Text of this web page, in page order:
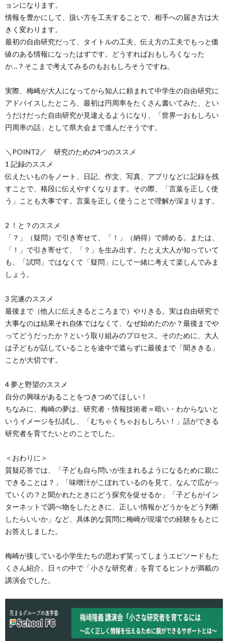
ョンになります。
情報を豊かにして、扱い方を工夫することで、相手への届き方は大
きく変わります。
最初の自由研究だって、タイトルの工夫、伝え方の工夫でもっと価
値のある情報になったはずです。どうすればおもしろくなった
か…？そこまで考えてみるのもおもしろそうですね。
実際、梅崎が大人になってから知人に頼まれて中学生の自由研究に
アドバイスしたところ、最初は円周率をたくさん書いてみた、とい
うだけだった自由研究が見違えるようになり、「世界一おもしろい
円周率の話」として県大会まで進んだそうです。
＼POINT2／ 研究のための4つのススメ
1 記録のススメ
伝えたいものをノート、日記、作文、写真、アプリなどに記録を残
すことで、格段に伝えやすくなります。その際、「言葉を正しく使
う」ことも大事です。言葉を正しく使うことで理解が深まります。
2 ！と？のススメ
「？」（疑問）で引き寄せて、「！」（納得）で締める。または、
「！」で引き寄せて、「？」を生み出す。たとえ大人が知っていて
も、「試問」ではなくて「疑問」にして一緒に考えて楽しんでみま
しょう。
3 完遂のススメ
最後まで（他人に伝えきるところまで）やりきる。実は自由研究で
大事なのは結果それ自体ではなくて、なぜ始めたのか？最後までや
ってどうだったか？という取り組みのプロセス。そのために、大人
は子どもが話していることを途中で遮らずに最後まで「聞ききる」
ことが大切です。
4 夢と野望のススメ
自分の興味があることをつきつめてほしい！
ちなみに、梅崎の夢は、研究者・情報技術者＝暗い・わからないと
いうイメージを払拭し、「むちゃくちゃおもしろい！」話ができる
研究者を育てたいとのことでした。
＜おわりに＞
質疑応答では、「子ども自ら問いが生まれるようになるために親に
できることは？」「味噌汁がこぼれているのを見て、なんで広がっ
ていくの？と聞かれたときにどう探究を促せるか」「子どもがイン
ターネットで調べ物をしたときに、正しい情報かどうかをどう判断
したらいいか」など、具体的な質問に梅崎が現場での経験をもとに
お答えしました。
梅崎が接している小学生たちの思わず笑ってしまうエピソードもた
くさん紹介。日々の中で「小さな研究者」を育てるヒントが満載の
講演会でした。